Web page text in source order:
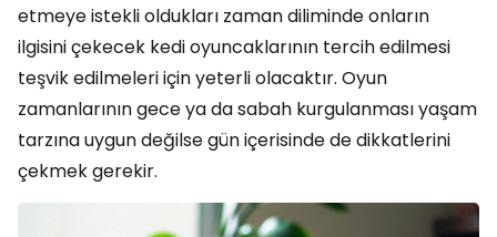
etmeye istekli oldukları zaman diliminde onların
ilgisini çekecek kedi oyuncaklarının tercih edilmesi
teşvik edilmeleri için yeterli olacaktır. Oyun
zamanlarının gece ya da sabah kurgulanması yaşam
tarzına uygun değilse gün içerisinde de dikkatlerini
çekmek gerekir.